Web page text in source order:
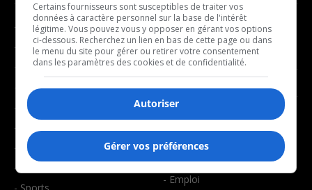
- Affaires municipales
- Communauté / Social
- Culture
- Économie
- Éducation
- Environnement
- Faits divers
- Santé et bien-être
- Décompte franco
- Joué récemment
BALADOS
- Affaires
- Art de vivre
- Bien-être
- Emploi
Certains fournisseurs sont susceptibles de traiter vos
données à caractère personnel sur la base de l'intérêt
légitime. Vous pouvez vous y opposer en gérant vos options
ci-dessous. Recherchez un lien en bas de cette page ou dans
le menu du site pour gérer ou retirer votre consentement
dans les paramètres des cookies et de confidentialité.
Autoriser
Gérer vos préférences